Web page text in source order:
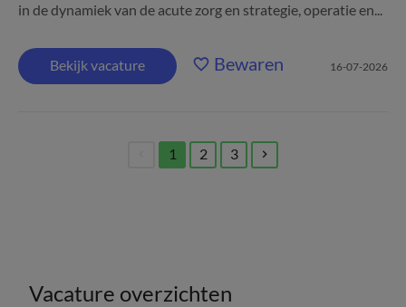
in de dynamiek van de acute zorg en strategie, operatie en...
Bekijk vacature Bewaren 16-07-2026
1
(current)
2 3
Vacature overzichten